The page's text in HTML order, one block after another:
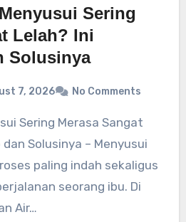
Sering
Lelah? Ini
Solusinya
7, 2026 No Comments
Solusinya – Menyusui
paling indah sekaligus
seorang ibu. Di
Air…